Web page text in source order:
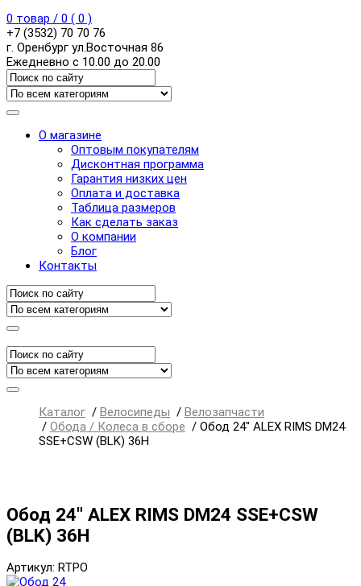
0 товар / 0 ( 0 )
+7 (3532) 70 70 76
г. Оренбург ул.Восточная 86
Ежедневно с 10.00 до 20.00
О магазине
Оптовым покупателям
Дисконтная программа
Гарантия низких цен
Оплата и доставка
Таблица размеров
Как сделать заказ
О компании
Блог
Контакты
Каталог / Велосипеды / Велозапчасти
/ Обода / Колеса в сборе / Обод 24" ALEX RIMS DM24
SSE+CSW (BLK) 36H
Обод 24" ALEX RIMS DM24 SSE+CSW
(BLK) 36H
Артикул: RTPO